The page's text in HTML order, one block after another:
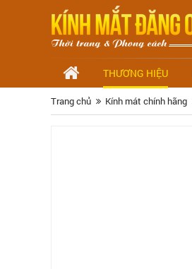
THƯƠNG HIỆU
Trang chủ Kính mát chính hãng